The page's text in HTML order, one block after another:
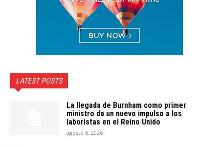
LATEST POSTS
La llegada de Burnham como primer
ministro da un nuevo impulso a los
laboristas en el Reino Unido
agosto 6, 2026